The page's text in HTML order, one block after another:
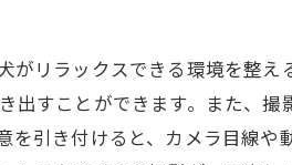
リラックスできる環境を整え
すことができます。また、撮
引き付けると、カメラ目線や